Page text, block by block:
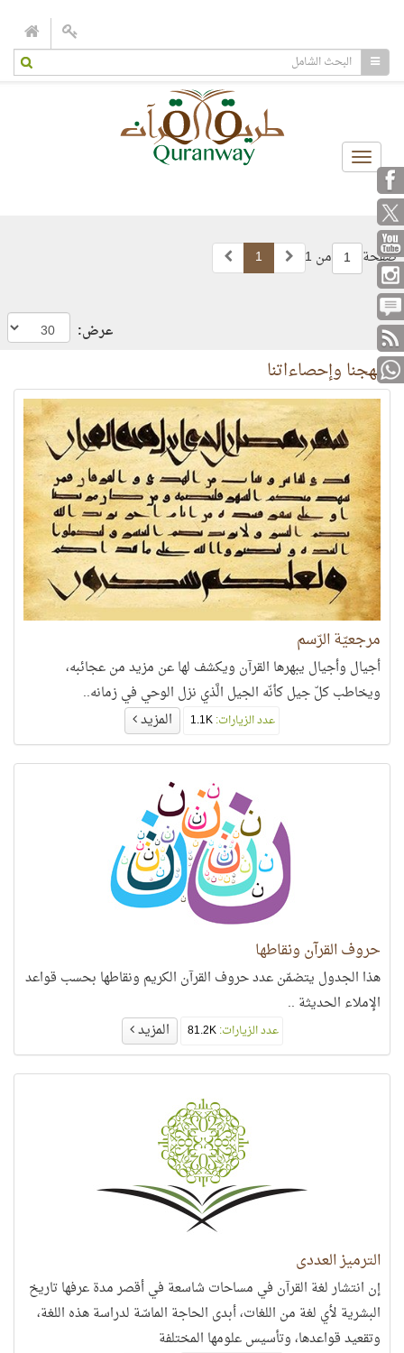
Toggle
navigation
صفحة 1 من 1 1
عرض:
منهجنا وإحصاءاتنا
مرجعيّة الرّسم
أجيال وأجيال يبهرها القرآن ويكشف لها عن مزيد من عجائبه،
ويخاطب كلّ جيل كأنّه الجيل الَّذي نزل الوحي في زمانه..
عدد الزيارات: المزيد
حروف القرآن ونقاطها
هذا الجدول يتضمّن عدد حروف القرآن الكريم ونقاطها بحسب قواعد
الإملاء الحديثة ..
عدد الزيارات:81.2K المزيد
الترميز العددي
إن انتشار لغة القرآن في مساحات شاسعة في أقصر مدة عرفها تاريخ
البشرية لأي لغة من اللغات، أبدى الحاجة الماسّة لدراسة هذه اللغة،
وتقعيد قواعدها، وتأسيس علومها المختلفة